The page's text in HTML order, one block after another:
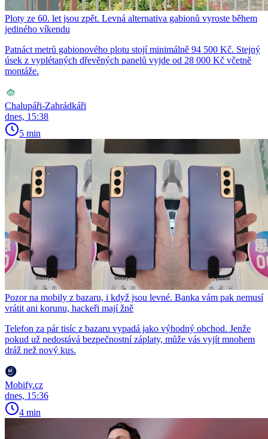
Ploty ze 60. let jsou zpět. Levná alternativa gabionů vyroste během
jediného víkendu
Patnáct metrů gabionového plotu stojí minimálně 94 500 Kč. Stejný
úsek z vyplétaných dřevěných panelů vyjde od 28 000 Kč včetně
montáže.
Chalupáři-Zahrádkáři
dnes, 15:38
5 min
Pozor na mobily z bazaru, i když jsou levné. Banka vám pak nemusí
vrátit ani korunu, hackeři mají žně
Telefon za pár tisíc z bazaru vypadá jako výhodný obchod. Jenže
pokud už nedostává bezpečnostní záplaty, může vás vyjít mnohem
dráž než nový kus.
Mobify.cz
dnes, 15:36
4 min